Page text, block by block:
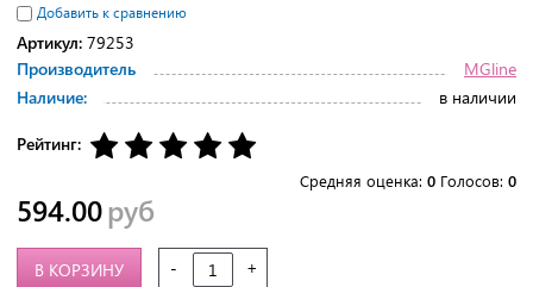
Добавить к сравнению
Артикул: 79253
Производитель
MGline
Наличие:
в наличии
Рейтинг:
Средняя оценка: 0 Голосов: 0
594.00руб
- +
В КОРЗИНУ